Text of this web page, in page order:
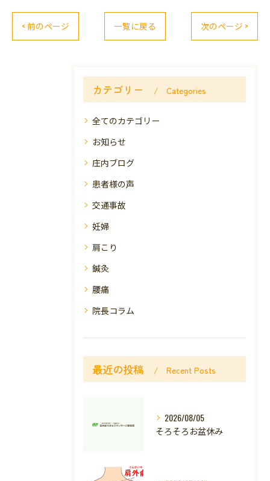
< 前のページ 一覧に戻る 次のページ >
カテゴリー Categories
全てのカテゴリー
お知らせ
庄内ブログ
患者様の声
交通事故
妊婦
肩こり
鍼灸
腰痛
院長コラム
最近の投稿 Recent Posts
2026/08/05
そろそろお盆休み